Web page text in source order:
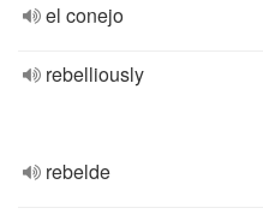
el conejo
rebelliously
rebelde